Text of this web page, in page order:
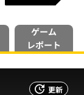
ゲーム
レポート
更新